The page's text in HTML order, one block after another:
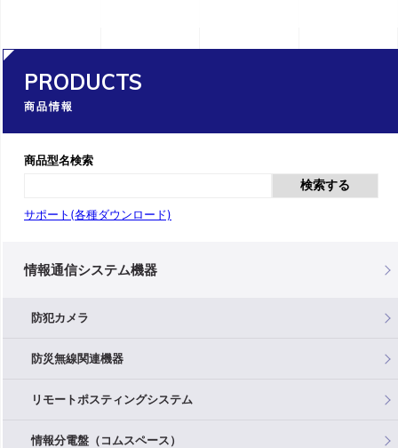
PRODUCTS
商品情報
商品型名検索
検索する
サポート(各種ダウンロード)
情報通信システム機器
防犯カメラ
防災無線関連機器
リモートポスティングシステム
情報分電盤（コムスペース）